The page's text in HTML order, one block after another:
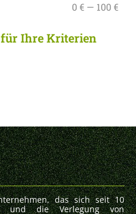
0 € — 100 €
Ihre Kriterien
das sich seit 10
und die Verlegung von